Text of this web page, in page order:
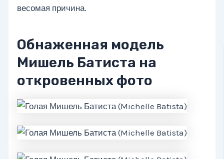
весомая причина.
Обнаженная модель
Мишель Батиста на
откровенных фото